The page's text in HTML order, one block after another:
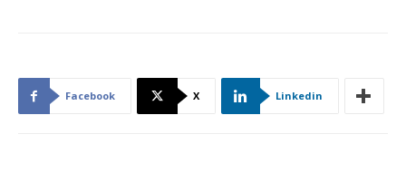
Facebook X Linkedin